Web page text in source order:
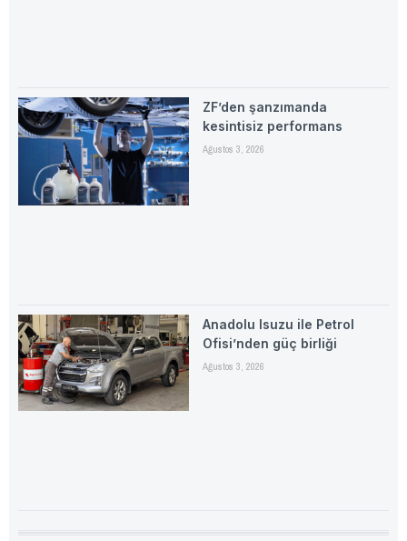
ZF’den şanzımanda
kesintisiz performans
Ağustos 3, 2026
Anadolu Isuzu ile Petrol
Ofisi’nden güç birliği
Ağustos 3, 2026